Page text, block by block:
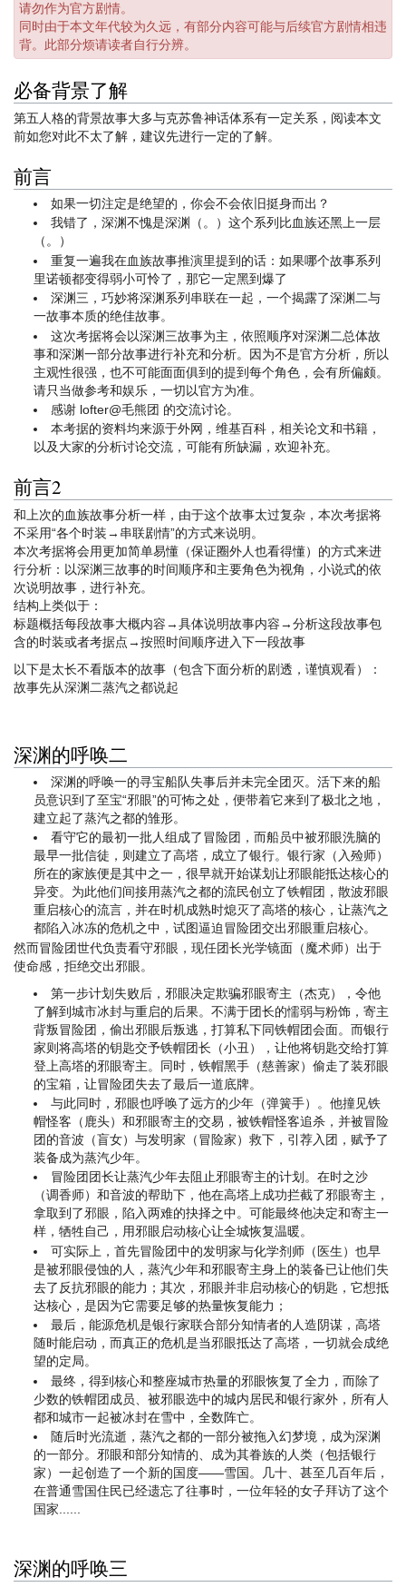
请勿作为官方剧情。
同时由于本文年代较为久远，有部分内容可能与后续官方剧情相违
背。此部分烦请读者自行分辨。
必备背景了解
第五人格的背景故事大多与克苏鲁神话体系有一定关系，阅读本文
前如您对此不太了解，建议先进行一定的了解。
前言
如果一切注定是绝望的，你会不会依旧挺身而出？
我错了，深渊不愧是深渊（。）这个系列比血族还黑上一层
（。）
重复一遍我在血族故事推演里提到的话：如果哪个故事系列
里诺顿都变得弱小可怜了，那它一定黑到爆了
深渊三，巧妙将深渊系列串联在一起，一个揭露了深渊二与
一故事本质的绝佳故事。
这次考据将会以深渊三故事为主，依照顺序对深渊二总体故
事和深渊一部分故事进行补充和分析。因为不是官方分析，所以
主观性很强，也不可能面面俱到的提到每个角色，会有所偏颇。
请只当做参考和娱乐，一切以官方为准。
感谢 lofter@毛熊团 的交流讨论。
本考据的资料均来源于外网，维基百科，相关论文和书籍，
以及大家的分析讨论交流，可能有所缺漏，欢迎补充。
前言2
和上次的血族故事分析一样，由于这个故事太过复杂，本次考据将
不采用“各个时装→串联剧情”的方式来说明。
本次考据将会用更加简单易懂（保证圈外人也看得懂）的方式来进
行分析：以深渊三故事的时间顺序和主要角色为视角，小说式的依
次说明故事，进行补充。
结构上类似于：
标题概括每段故事大概内容→具体说明故事内容→分析这段故事包
含的时装或者考据点→按照时间顺序进入下一段故事
以下是太长不看版本的故事（包含下面分析的剧透，谨慎观看）：
故事先从深渊二蒸汽之都说起
深渊的呼唤二
深渊的呼唤一的寻宝船队失事后并未完全团灭。活下来的船
员意识到了至宝“邪眼”的可怖之处，便带着它来到了极北之地，
建立起了蒸汽之都的雏形。
看守它的最初一批人组成了冒险团，而船员中被邪眼洗脑的
最早一批信徒，则建立了高塔，成立了银行。银行家（入殓师）
所在的家族便是其中之一，很早就开始谋划让邪眼能抵达核心的
异变。为此他们间接用蒸汽之都的流民创立了铁帽团，散波邪眼
重启核心的流言，并在时机成熟时熄灭了高塔的核心，让蒸汽之
都陷入冰冻的危机之中，试图逼迫冒险团交出邪眼重启核心。
然而冒险团世代负责看守邪眼，现任团长光学镜面（魔术师）出于
使命感，拒绝交出邪眼。
第一步计划失败后，邪眼决定欺骗邪眼寄主（杰克），令他
了解到城市冰封与重启的后果。不满于团长的懦弱与粉饰，寄主
背叛冒险团，偷出邪眼后叛逃，打算私下同铁帽团会面。而银行
家则将高塔的钥匙交予铁帽团长（小丑），让他将钥匙交给打算
登上高塔的邪眼寄主。同时，铁帽黑手（慈善家）偷走了装邪眼
的宝箱，让冒险团失去了最后一道底牌。
与此同时，邪眼也呼唤了远方的少年（弹簧手）。他撞见铁
帽怪客（鹿头）和邪眼寄主的交易，被铁帽怪客追杀，并被冒险
团的音波（盲女）与发明家（冒险家）救下，引荐入团，赋予了
装备成为蒸汽少年。
冒险团团长让蒸汽少年去阻止邪眼寄主的计划。在时之沙
（调香师）和音波的帮助下，他在高塔上成功拦截了邪眼寄主，
拿取到了邪眼，陷入两难的抉择之中。可能最终他决定和寄主一
样，牺牲自己，用邪眼启动核心让全城恢复温暖。
可实际上，首先冒险团中的发明家与化学剂师（医生）也早
是被邪眼侵蚀的人，蒸汽少年和邪眼寄主身上的装备已让他们失
去了反抗邪眼的能力；其次，邪眼并非启动核心的钥匙，它想抵
达核心，是因为它需要足够的热量恢复能力；
最后，能源危机是银行家联合部分知情者的人造阴谋，高塔
随时能启动，而真正的危机是当邪眼抵达了高塔，一切就会成绝
望的定局。
最终，得到核心和整座城市热量的邪眼恢复了全力，而除了
少数的铁帽团成员、被邪眼选中的城内居民和银行家外，所有人
都和城市一起被冰封在雪中，全数阵亡。
随后时光流逝，蒸汽之都的一部分被拖入幻梦境，成为深渊
的一部分。邪眼和部分知情的、成为其眷族的人类（包括银行
家）一起创造了一个新的国度——雪国。几十、甚至几百年后，
在普通雪国住民已经遗忘了往事时，一位年轻的女子拜访了这个
国家......
深渊的呼唤三